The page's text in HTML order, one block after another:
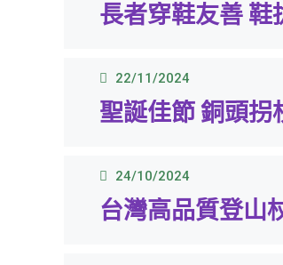
長者穿鞋友善 鞋
22/11/2024
聖誕佳節 銅頭拐
24/10/2024
台灣高品質登山